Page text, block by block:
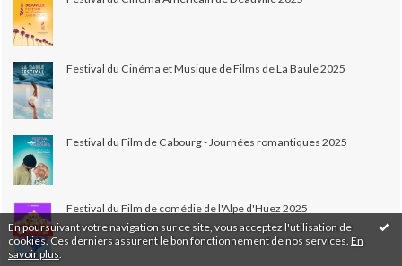
En poursuivant votre navigation sur ce site, vous acceptez l'utilisation de
cookies. Ces derniers assurent le bon fonctionnement de nos services. En
savoir plus
Festival du Cinéma et Musique de Films de La Baule 2025
Festival du Film de Cabourg - Journées romantiques 2025
Festival du Film de comédie de l'Alpe d'Huez 2025